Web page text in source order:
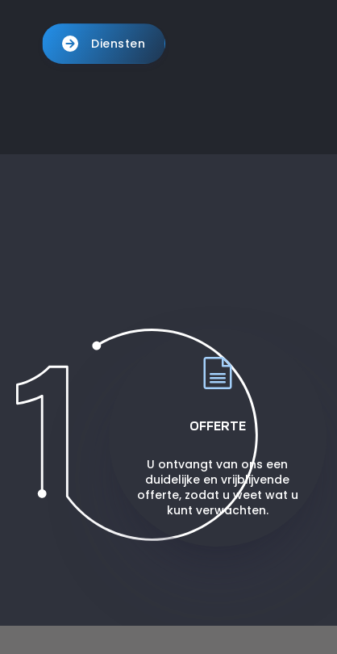
Diensten
OFFERTE
U ontvangt van ons een
duidelijke en vrijblijvende
offerte, zodat u weet wat u
kunt verwachten.